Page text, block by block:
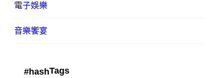
電子娛樂
音樂饗宴
#hashTags